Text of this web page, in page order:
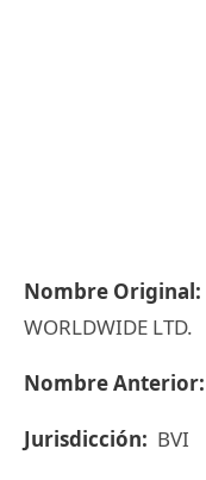
Nombre Original:
WORLDWIDE LTD.
Nombre Anterior:
Jurisdicción: BVI